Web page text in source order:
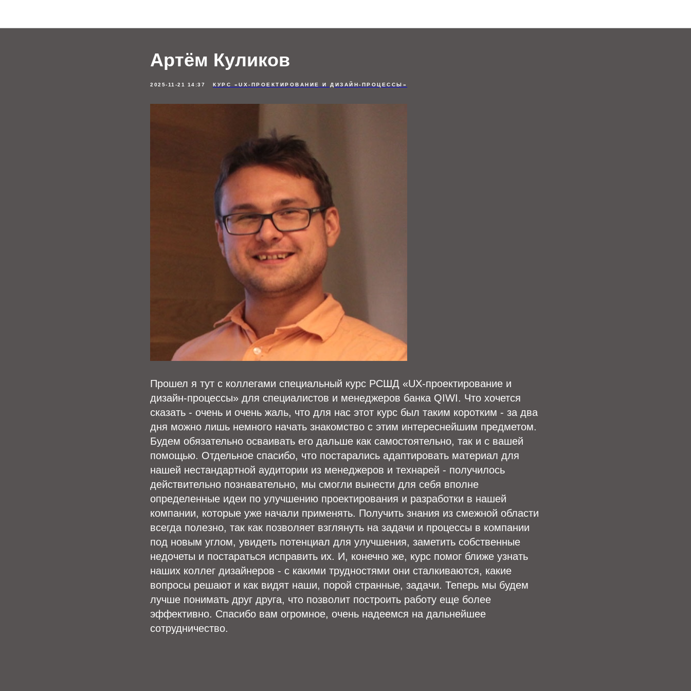
Артём Куликов
2025-11-21 14:37 КУРС «UX-ПРОЕКТИРОВАНИЕ И ДИЗАЙН-ПРОЦЕССЫ»
Прошел я тут с коллегами специальный курс РСШД «UX-проектирование и
дизайн-процессы» для специалистов и менеджеров банка QIWI. Что хочется
сказать - очень и очень жаль, что для нас этот курс был таким коротким - за два
дня можно лишь немного начать знакомство с этим интереснейшим предметом.
Будем обязательно осваивать его дальше как самостоятельно, так и с вашей
помощью. Отдельное спасибо, что постарались адаптировать материал для
нашей нестандартной аудитории из менеджеров и технарей - получилось
действительно познавательно, мы смогли вынести для себя вполне
определенные идеи по улучшению проектирования и разработки в нашей
компании, которые уже начали применять. Получить знания из смежной области
всегда полезно, так как позволяет взглянуть на задачи и процессы в компании
под новым углом, увидеть потенциал для улучшения, заметить собственные
недочеты и постараться исправить их. И, конечно же, курс помог ближе узнать
наших коллег дизайнеров - с какими трудностями они сталкиваются, какие
вопросы решают и как видят наши, порой странные, задачи. Теперь мы будем
лучше понимать друг друга, что позволит построить работу еще более
эффективно. Спасибо вам огромное, очень надеемся на дальнейшее
сотрудничество.